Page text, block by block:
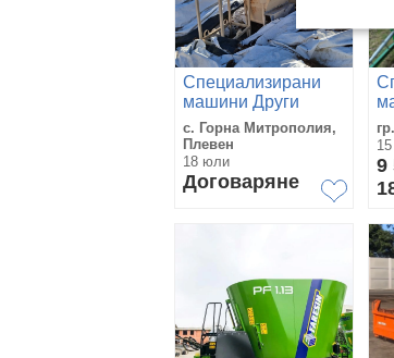
Специализирани
машини Други
с. Горна Митрополия,
Плевен
18 юли
Договаряне
9